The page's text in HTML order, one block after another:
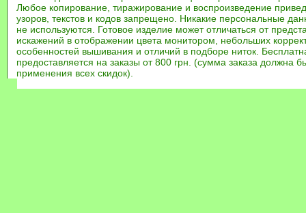
Любое копирование, тиражирование и воспроизведение
узоров, текстов и кодов запрещено. Никакие персональные
не используются. Готовое изделие может отличаться от
искажений в отображении цвета монитором, небольших
особенностей вышивания и отличий в подборе ниток.
предоставляется на заказы от 800 грн. (сумма заказа должна
применения всех скидок).